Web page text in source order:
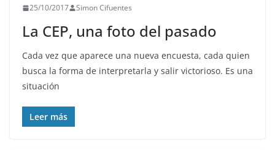
25/10/2017 Simon Cifuentes
La CEP, una foto del pasado
Cada vez que aparece una nueva encuesta, cada quien
busca la forma de interpretarla y salir victorioso. Es una
situación
Leer más